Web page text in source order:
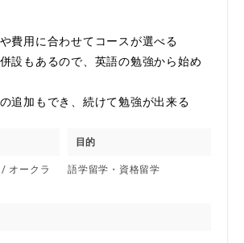
費用に合わせてコースが選べる
設もあるので、英語の勉強から始め
追加もでき、続けて勉強が出来る
オークラ
目的
語学留学・資格留学